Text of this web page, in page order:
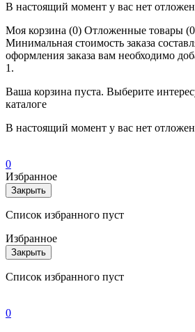
В настоящий момент у вас нет
Моя корзина (0) Отложенные товары
Минимальная стоимость заказа
оформления заказа вам необходимо
1.
Ваша корзина пуста. Выберите
каталоге
В настоящий момент у вас нет
0
Избранное
Закрыть
Список избранного пуст
Избранное
Закрыть
Список избранного пуст
0